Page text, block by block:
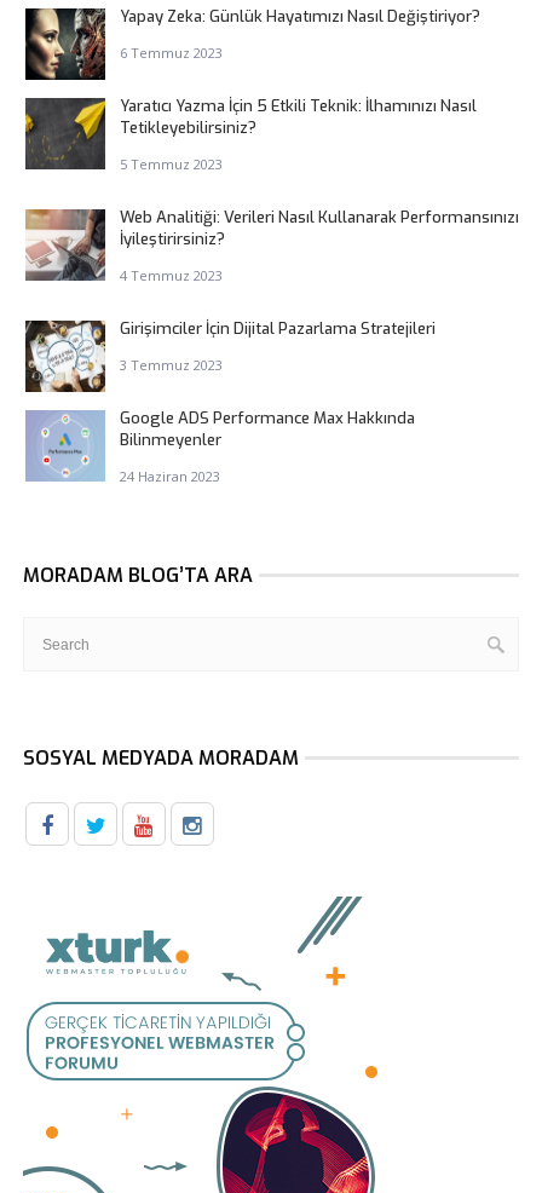
Yapay Zeka: Günlük Hayatımızı Nasıl Değiştiriyor?
6 Temmuz 2023
Yaratıcı Yazma İçin 5 Etkili Teknik: İlhamınızı Nasıl
Tetikleyebilirsiniz?
5 Temmuz 2023
Web Analitiği: Verileri Nasıl Kullanarak Performansınızı
İyileştirirsiniz?
4 Temmuz 2023
Girişimciler İçin Dijital Pazarlama Stratejileri
3 Temmuz 2023
Google ADS Performance Max Hakkında
Bilinmeyenler
24 Haziran 2023
MORADAM BLOG’TA ARA
SOSYAL MEDYADA MORADAM